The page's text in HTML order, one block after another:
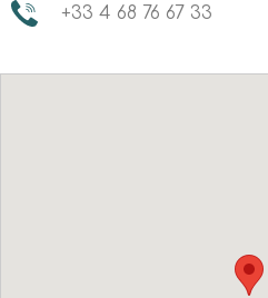
+33 4 68 76 67 33